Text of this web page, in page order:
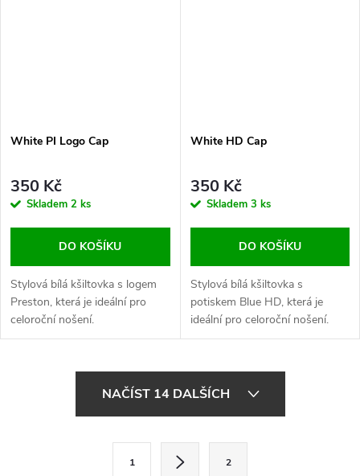
White PI Logo Cap
350 Kč
Skladem 2 ks
DO KOŠÍKU
Stylová bílá kšiltovka s logem
Preston, která je ideální pro
celoroční nošení.
White HD Cap
350 Kč
Skladem 3 ks
DO KOŠÍKU
Stylová bílá kšiltovka s
potiskem Blue HD, která je
ideální pro celoroční nošení.
NAČÍST 14 DALŠÍCH
1 2